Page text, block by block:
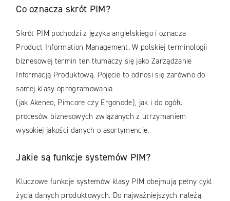
Co oznacza skrót PIM?
Skrót PIM pochodzi z języka angielskiego i oznacza
Product Information Management. W polskiej terminologii
biznesowej termin ten tłumaczy się jako Zarządzanie
Informacją Produktową. Pojęcie to odnosi się zarówno do
samej klasy oprogramowania
(jak Akeneo, Pimcore czy Ergonode), jak i do ogółu
procesów biznesowych związanych z utrzymaniem
wysokiej jakości danych o asortymencie.
Jakie są funkcje systemów PIM?
Kluczowe funkcje systemów klasy PIM obejmują pełny cykl
życia danych produktowych. Do najważniejszych należą: